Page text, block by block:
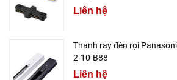
Liên hệ
Thanh ray đèn rọi
2-10-B88
Liên hệ